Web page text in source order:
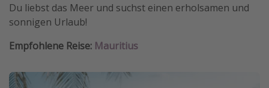
Du liebst das Meer und suchst einen erholsamen und
sonnigen Urlaub!
Empfohlene Reise: Mauritius